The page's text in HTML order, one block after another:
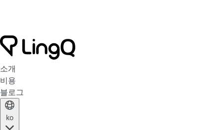
소개
비용
블로그
ko